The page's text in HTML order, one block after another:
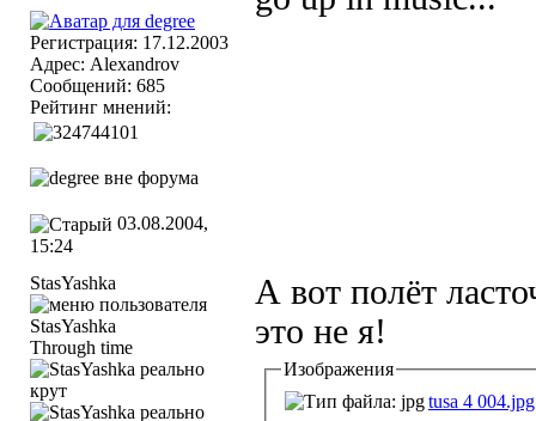
Регистрация: 17.12.2003
Адрес: Alexandrov
Сообщений: 685
Рейтинг мнений:
03.08.2004,
15:24
StasYashka
Through time
А вот полёт
это не я!
Изображения
tusa 4 004.jpg